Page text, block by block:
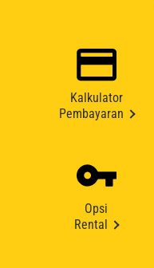
Kalkulator
Pembayaran
Opsi
Rental